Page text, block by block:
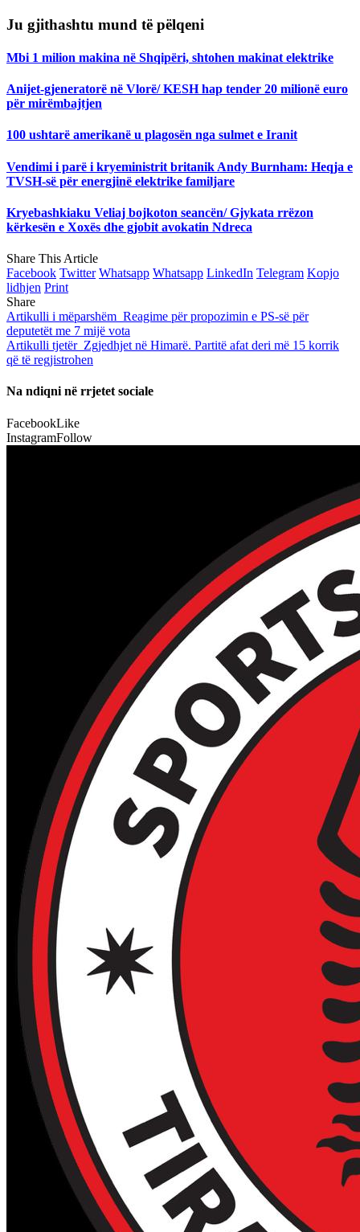
Ju gjithashtu mund të pëlqeni
Mbi 1 milion makina në Shqipëri, shtohen makinat elektrike
Anijet-gjeneratorë në Vlorë/ KESH hap tender 20 milionë euro
për mirëmbajtjen
100 ushtarë amerikanë u plagosën nga sulmet e Iranit
Vendimi i parë i kryeministrit britanik Andy Burnham: Heqja e
TVSH-së për energjinë elektrike familjare
Kryebashkiaku Veliaj bojkoton seancën/ Gjykata rrëzon
kërkesën e Xoxës dhe gjobit avokatin Ndreca
Share This Article
Facebook Twitter Whatsapp Whatsapp LinkedIn Telegram Kopjo
lidhjen Print
Share
Artikulli i mëparshëm Reagime për propozimin e PS-së për
deputetët me 7 mijë vota
Artikulli tjetër Zgjedhjet në Himarë. Partitë afat deri më 15 korrik
që të regjistrohen
Na ndiqni në rrjetet sociale
FacebookLike
InstagramFollow